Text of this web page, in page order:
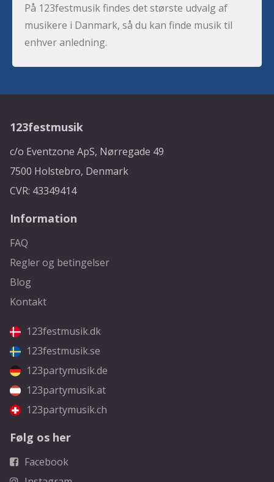
På 123festmusik findes det største udvalg af
musikere i Danmark, så du kan finde musik til
enhver anledning.
123festmusik
c/o Eventzone ApS, Nørregade 49
7500 Holstebro, Denmark
CVR: 43349414
Information
FAQ
Regler og betingelser
Blog
Kontakt
123festmusik.dk
123festmusik.se
123partymusik.de
123partymusik.at
123partymusik.ch
Følg os her
Facebook